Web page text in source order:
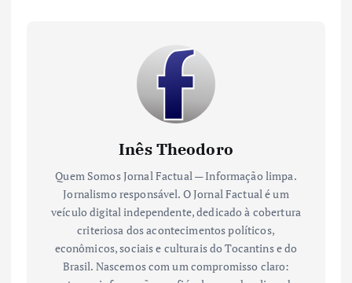
Inês Theodoro
Quem Somos Jornal Factual — Informação limpa.
Jornalismo responsável. O Jornal Factual é um
veículo digital independente, dedicado à cobertura
criteriosa dos acontecimentos políticos,
econômicos, sociais e culturais do Tocantins e do
Brasil. Nascemos com um compromisso claro: